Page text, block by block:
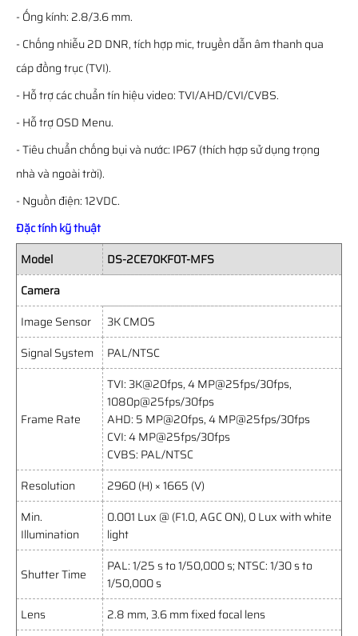
- Ống kính: 2.8/3.6 mm.
- Chống nhiễu 2D DNR, tích hợp mic, truyền dẫn âm thanh qua
cáp đồng trục (TVI).
- Hỗ trợ các chuẩn tín hiệu video: TVI/AHD/CVI/CVBS.
- Hỗ trợ OSD Menu.
- Tiêu chuẩn chống bụi và nước: IP67 (thích hợp sử dụng trọng
nhà và ngoài trời).
- Nguồn điện: 12VDC.
Đặc tính kỹ thuật
Model
DS-2CE70KF0T-MFS
Camera
Image Sensor
3K CMOS
Signal System
PAL/NTSC
Frame Rate
TVI: 3K@20fps, 4 MP@25fps/30fps,
1080p@25fps/30fps
AHD: 5 MP@20fps, 4 MP@25fps/30fps
CVI: 4 MP@25fps/30fps
CVBS: PAL/NTSC
Resolution
2960 (H) × 1665 (V)
Min.
Illumination
0.001 Lux @ (F1.0, AGC ON), 0 Lux with white
light
Shutter Time
PAL: 1/25 s to 1/50,000 s; NTSC: 1/30 s to
1/50,000 s
Lens
2.8 mm, 3.6 mm fixed focal lens